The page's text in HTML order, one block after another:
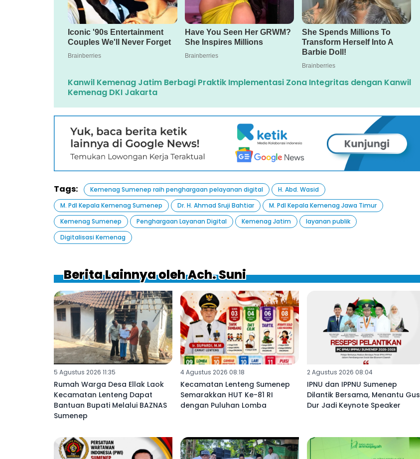
Kanwil Kemenag Jatim Berbagi Praktik Implementasi Zona Integritas dengan Kanwil
Kemenag DKI Jakarta
Tags: Kemenag Sumenep raih penghargaan pelayanan digital
H. Abd. Wasid
M. PdI Kepala Kemenag Sumenep
Dr. H. Ahmad Sruji Bahtiar
M. PdI Kepala Kemenag Jawa Timur
Kemenag Sumenep
Penghargaan Layanan Digital Kemenag Jatim
layanan publik
Digitalisasi Kemenag
Berita Lainnya oleh Ach. Suni
5 Agustus 2026 11:35
Rumah Warga Desa Ellak Laok
Kecamatan Lenteng Dapat
Bantuan Bupati Melalui BAZNAS
Sumenep
4 Agustus 2026 08:18
Kecamatan Lenteng Sumenep
Semarakkan HUT Ke-81 RI
dengan Puluhan Lomba
2 Agustus 2026 08:04
IPNU dan IPPNU Sumenep
Dilantik Bersama, Menantu Gus
Dur Jadi Keynote Speaker